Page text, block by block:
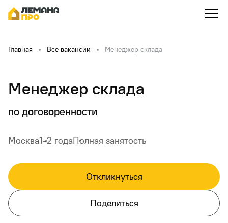
Главная Все вакансии Менеджер склада
Менеджер склада
по договоренности
Москва1-2 годаПолная занятость
Откликнуться
Поделиться